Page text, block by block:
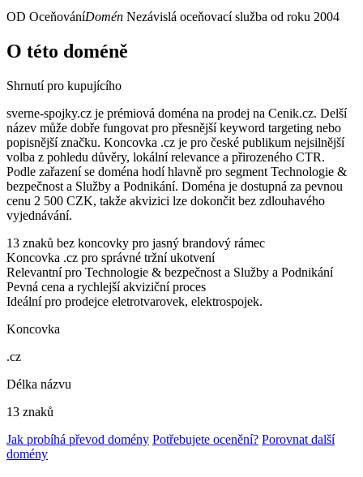
OD OceňováníDomén Nezávislá oceňovací služba od roku 2004
O této doméně
Shrnutí pro kupujícího
sverne-spojky.cz je prémiová doména na prodej na Cenik.cz. Delší
název může dobře fungovat pro přesnější keyword targeting nebo
popisnější značku. Koncovka .cz je pro české publikum nejsilnější
volba z pohledu důvěry, lokální relevance a přirozeného CTR.
Podle zařazení se doména hodí hlavně pro segment Technologie &
bezpečnost a Služby a Podnikání. Doména je dostupná za pevnou
cenu 2 500 CZK, takže akvizici lze dokončit bez zdlouhavého
vyjednávání.
13 znaků bez koncovky pro jasný brandový rámec
Koncovka .cz pro správné tržní ukotvení
Relevantní pro Technologie & bezpečnost a Služby a Podnikání
Pevná cena a rychlejší akviziční proces
Ideální pro prodejce eletrotvarovek, elektrospojek.
Koncovka
.cz
Délka názvu
13 znaků
Jak probíhá převod domény Potřebujete ocenění? Porovnat další
domény